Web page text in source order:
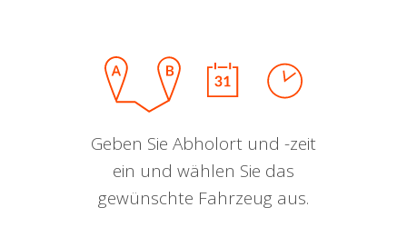
Geben Sie Abholort und -zeit
ein und wählen Sie das
gewünschte Fahrzeug aus.